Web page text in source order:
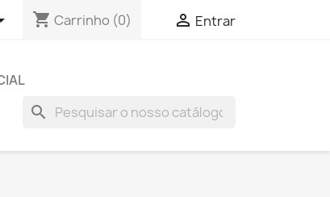
shopping_cart Carrinho (0)  Entrar
search